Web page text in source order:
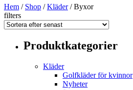
Hem / Shop /Kläder/ Byxor
filters
Produktkategorier
Kläder
Golfkläder för kvinnor
Nyheter